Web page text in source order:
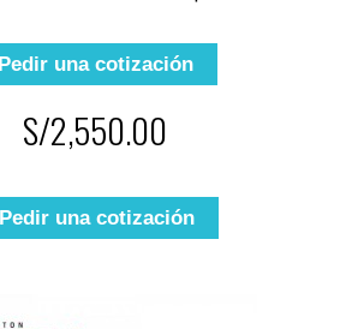
Pedir una cotización
S/2,550.00
Pedir una cotización